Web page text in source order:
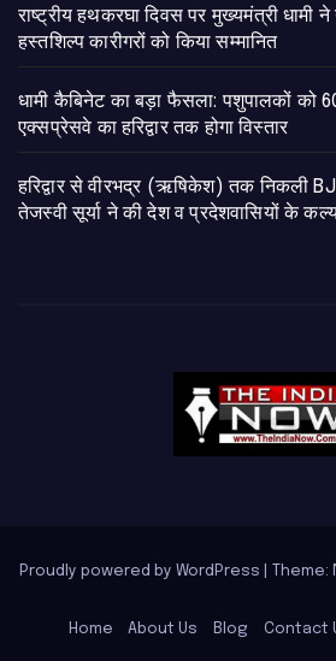
राष्ट्रीय हथकरघा दिवस पर मुख्यमंत्री धामी
हस्तशिल्प कारीगरों को किया सम्मानित
​धामी कैबिनेट का बड़ा फैसला: पशुपालकों को
एक्सप्रेसवे का हरिद्वार तक होगा विस्तार
​हरिद्वार से वीरभद्र (ऋषिकेश) तक निकली
तेजस्वी सूर्या ने की देश व प्रदेशवासियों के
Proudly powered by WordPress
Home About Us Blog Contact